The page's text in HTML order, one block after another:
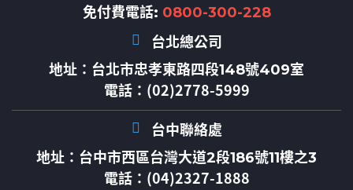
免付費電話: 0800-300-228
台北總公司
地址： 台北市忠孝東路四段148號409室
電話：(02)2778-5999
台中聯絡處
地址： 台中市西區台灣大道2段186號11樓之3
電話：(04)2327-1888